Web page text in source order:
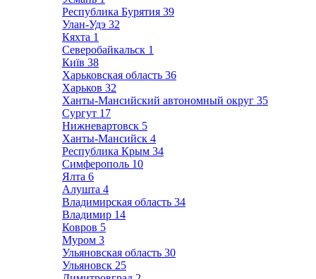
Республика Бурятия 39
Улан-Удэ 32
Кяхта 1
Северобайкальск 1
Київ 38
Харьковская область 36
Харьков 32
Ханты-Мансийский автономный округ 35
Сургут 17
Нижневартовск 5
Ханты-Мансийск 4
Республика Крым 34
Симферополь 10
Ялта 6
Алушта 4
Владимирская область 34
Владимир 14
Ковров 5
Муром 3
Ульяновская область 30
Ульяновск 25